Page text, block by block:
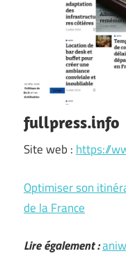
fullpress.info
Site web : https://
Optimiser son
de la France
Lire également :